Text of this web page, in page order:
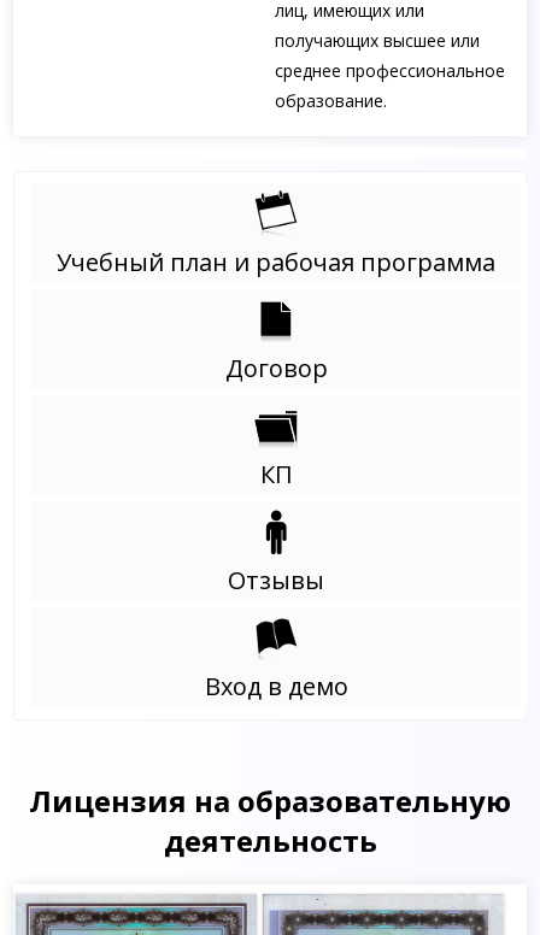
лиц, имеющих или
получающих высшее или
среднее профессиональное
образование.
Учебный план и рабочая программа
Договор
КП
Отзывы
Вход в демо
Лицензия на образовательную
деятельность